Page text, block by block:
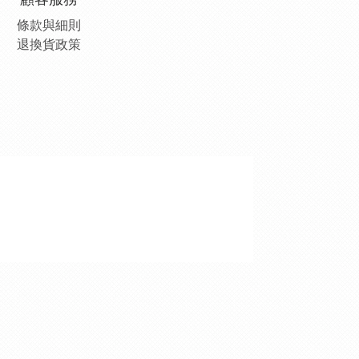
條款與細則
退換貨政策